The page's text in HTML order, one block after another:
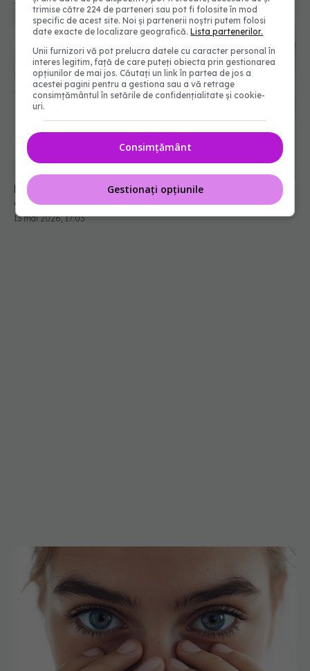
Regula 20-20-20: Trucul recomandat de
oftalmologi pentru ochii obosiți
13 mai 2026, 17:03
trimise către 224 de parteneri sau pot fi folosite în mod
specific de acest site. Noi și partenerii noștri putem folosi
date exacte de localizare geografică.Lista partenerilor.
Unii furnizori vă pot prelucra datele cu caracter personal în
interes legitim, față de care puteți obiecta prin gestionarea
opțiunilor de mai jos. Căutați un link în partea de jos a
acestei pagini pentru a gestiona sau a vă retrage
consimțământul în setările de confidențialitate și cookie-
uri.
Consimțământ
Gestionați opțiunile